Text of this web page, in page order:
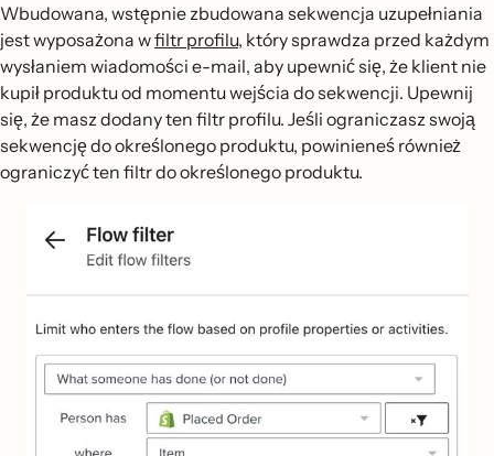
Wbudowana, wstępnie zbudowana sekwencja uzupełniania
jest wyposażona wfiltr profilu, który sprawdza przed każdym
wysłaniem wiadomości e-mail, aby upewnić się, że klient nie
kupił produktu od momentu wejścia do sekwencji. Upewnij
się, że masz dodany ten filtr profilu. Jeśli ograniczasz swoją
sekwencję do określonego produktu, powinieneś również
ograniczyć ten filtr do określonego produktu.